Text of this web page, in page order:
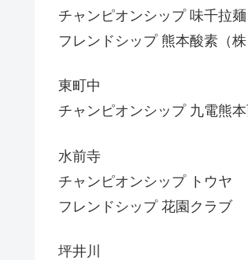
チャンピオンシップ 味千拉
フレンドシップ 熊本酸素（株
東町中
チャンピオンシップ 九電熊
水前寺
チャンピオンシップ トウヤ
フレンドシップ 花園クラブ
坪井川